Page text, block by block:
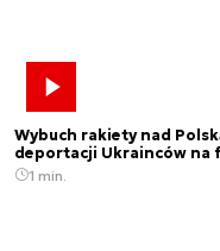
Wybuch rakiety nad
deportacji Ukrainców na
1 min.